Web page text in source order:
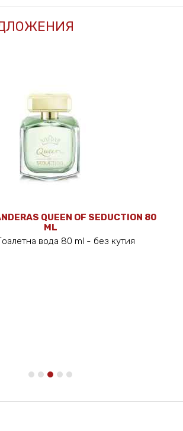
QUEEN OF SEDUCTION 80
ML
вода 80 ml - без кутия